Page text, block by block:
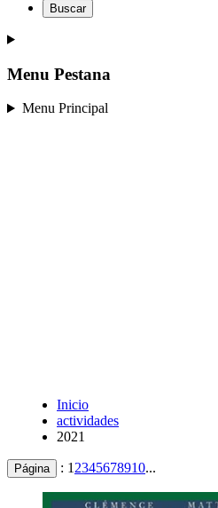
Buscar
Menu Pestana
Menu Principal
Inicio
actividades
2021
Página : 1 2345678910...